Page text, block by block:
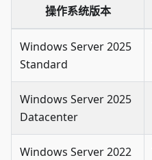
操作系统版本
Windows Server 2025
Standard
Windows Server 2025
Datacenter
Windows Server 2022